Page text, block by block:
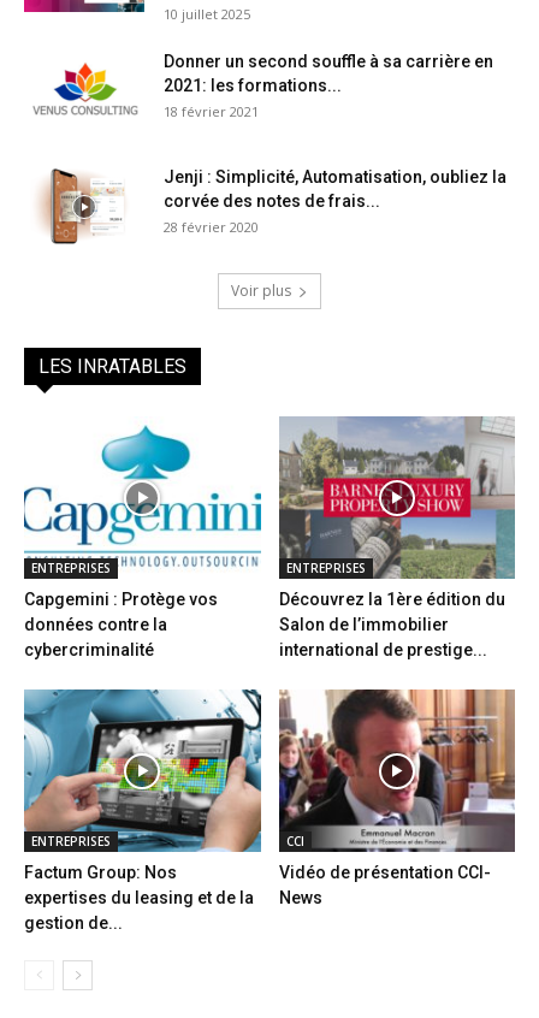
10 juillet 2025
Donner un second souffle à sa carrière en
2021: les formations...
18 février 2021
Jenji : Simplicité, Automatisation, oubliez la
corvée des notes de frais...
28 février 2020
Voir plus
LES INRATABLES
ENTREPRISES
Capgemini : Protège vos
données contre la
cybercriminalité
ENTREPRISES
Découvrez la 1ère édition du
Salon de l’immobilier
international de prestige...
ENTREPRISES
Factum Group: Nos
expertises du leasing et de la
gestion de...
CCI
Vidéo de présentation CCI-
News